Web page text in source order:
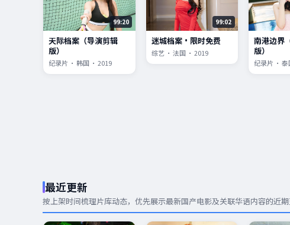
99:20
天际档案（导演剪辑
版）
纪录片 · 韩国 · 2019
99:02
迷城档案·限时免费
综艺 · 法国 · 2019
南港边界
版）
纪录片 ·
最近更新
按上架时间梳理片库动态，优先展示最新国产电影及关联华语内容的近